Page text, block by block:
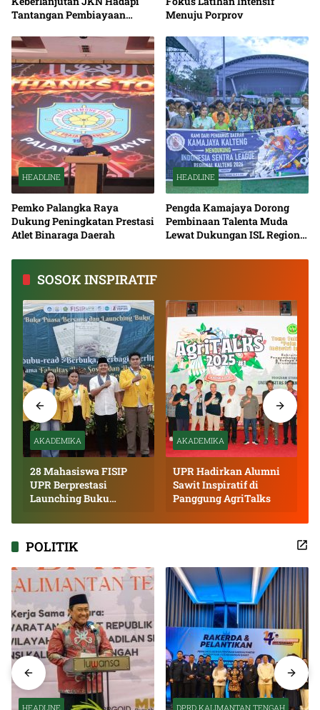
Tantangan Pembiayaan
Menuju Porprov
HEADLINE
Pemko Palangka Raya
Dukung Peningkatan Prestasi
Atlet Binaraga Daerah
HEADLINE
Pengda Kamajaya Dorong
Pembinaan Talenta Muda
Lewat Dukungan ISL Regional
SOSOK INSPIRATIF
AKADEMIKA
28 Mahasiswa FISIP
UPR Berprestasi
Launching Buku
AKADEMIKA
UPR Hadirkan Alumni
Sawit Inspiratif di
Panggung AgriTalks
POLITIK
HEADLINE DPRD KALIMANTAN TENGAH